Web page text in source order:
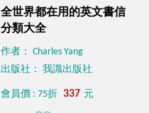
全世界都在用的英文書信
分類大全
作者： Charles Yang
出版社： 我識出版社
會員價 : 75折 337 元